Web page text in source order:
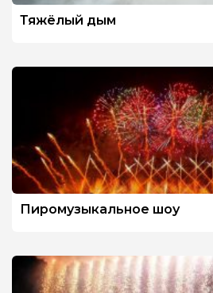
Тяжёлый дым
Пиромузыкальное шоу